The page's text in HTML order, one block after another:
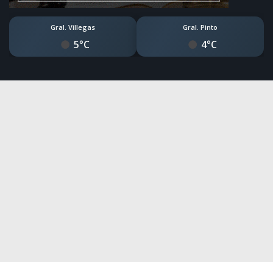
Gral. Villegas
5°C
Gral. Pinto
4°C